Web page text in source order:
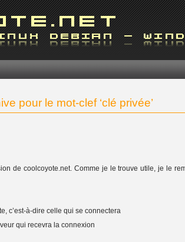
pour le mot-clef ‘clé privée’
de coolcoyote.net. Comme je le trouve utile, je le
c’est-à-dire celle qui se connectera
qui recevra la connexion